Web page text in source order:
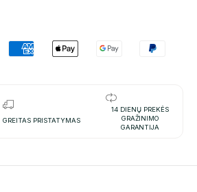
GREITAS PRISTATYMAS
14 DIENŲ PREKĖS
GRAŽINIMO
GARANTIJA